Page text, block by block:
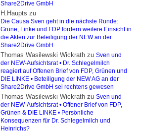
Share2Drive GmbH
H.Haupts zu
Die Causa Sven geht in die nächste Runde:
Grüne, Linke und FDP fordern weitere Einsicht in
die Akten zur Beteiligung der NEW an der
Share2Drive GmbH
Thomas Wasilewski Wickrath zu Sven und
der NEW-Aufsichtsrat • Dr. Schlegelmilch
reagiert auf Offenen Brief von FDP, Grünen und
DIE LINKE • Beteiligung der NEW AG an der
Share2Drive GmbH sei rechtens gewesen
Thomas Wasilewski Wickrath zu Sven und
der NEW-Aufsichtsrat • Offener Brief von FDP,
Grünen & DIE LINKE • Persönliche
Konsequenzen für Dr. Schlegelmilch und
Heinrichs?